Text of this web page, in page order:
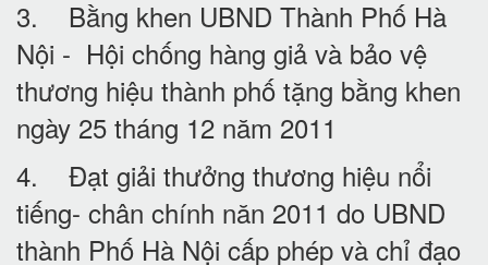
3. Bằng khen UBND Thành Phố Hà
Nội - Hội chống hàng giả và bảo vệ
thương hiệu thành phố tặng bằng khen
ngày 25 tháng 12 năm 2011
4. Đạt giải thưởng thương hiệu nổi
tiếng- chân chính năn 2011 do UBND
thành Phố Hà Nội cấp phép và chỉ đạo